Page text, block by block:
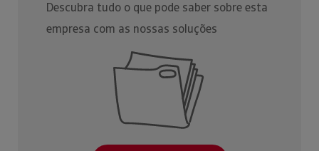
Descubra tudo o que pode saber sobre esta
empresa com as nossas soluções